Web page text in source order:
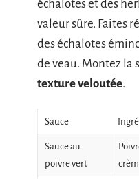
échalotes et des
valeur sûre. Faites
des échalotes
de veau. Montez la
texture veloutée.
Sauce
Sauce au
poivre vert